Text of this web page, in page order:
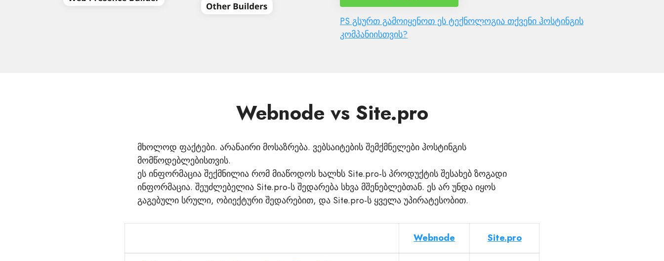
PS გსურთ გამოიყენოთ ეს ტექნოლოგია თქვენი ჰოსტინგის
კომპანიისთვის?
Webnode vs Site.pro
მხოლოდ ფაქტები. არანაირი მოსაზრება. ვებსაიტების შემქმნელები ჰოსტინგის
მომწოდებლებისთვის.
ეს ინფორმაცია შექმნილია რომ მიაწოდოს ხალხს Site.pro-ს პროდუქტის შესახებ ზოგადი
ინფორმაცია. შეუძლებელია Site.pro-ს შედარება სხვა მშენებლებთან. ეს არ უნდა იყოს
გაგებული სრული, ობიექტური შედარებით, და Site.pro-ს ყველა უპირატესობით.
Webnode Site.pro